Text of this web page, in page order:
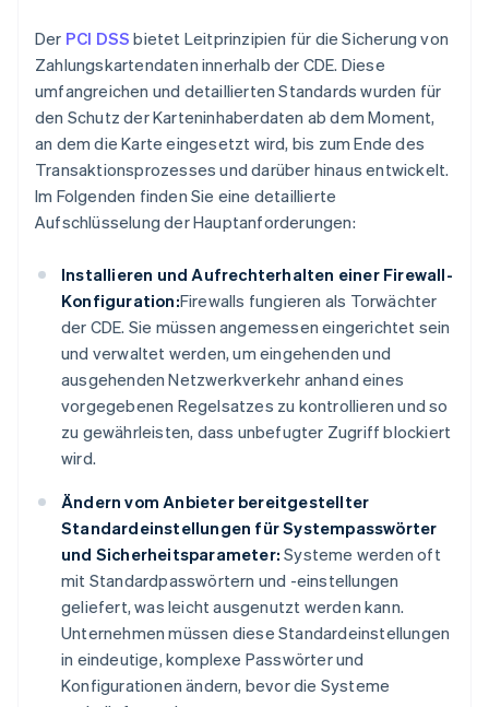
Der PCI DSS bietet Leitprinzipien für die Sicherung von
Zahlungskartendaten innerhalb der CDE. Diese
umfangreichen und detaillierten Standards wurden für
den Schutz der Karteninhaberdaten ab dem Moment,
an dem die Karte eingesetzt wird, bis zum Ende des
Transaktionsprozesses und darüber hinaus entwickelt.
Im Folgenden finden Sie eine detaillierte
Aufschlüsselung der Hauptanforderungen:
Installieren und Aufrechterhalten einer Firewall-
Konfiguration:Firewalls fungieren als Torwächter
der CDE. Sie müssen angemessen eingerichtet sein
und verwaltet werden, um eingehenden und
ausgehenden Netzwerkverkehr anhand eines
vorgegebenen Regelsatzes zu kontrollieren und so
zu gewährleisten, dass unbefugter Zugriff blockiert
wird.
Ändern vom Anbieter bereitgestellter
Standardeinstellungen für Systempasswörter
und Sicherheitsparameter: Systeme werden oft
mit Standardpasswörtern und -einstellungen
geliefert, was leicht ausgenutzt werden kann.
Unternehmen müssen diese Standardeinstellungen
in eindeutige, komplexe Passwörter und
Konfigurationen ändern, bevor die Systeme